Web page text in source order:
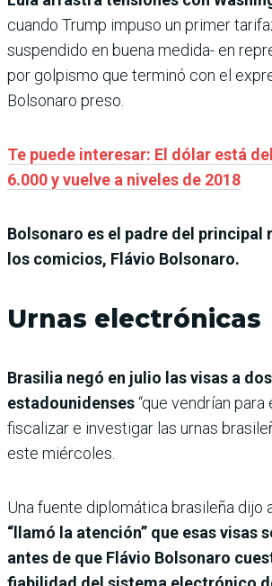
cuando Trump impuso un primer
suspendido en buena medida- en
por golpismo que terminó con el
Bolsonaro preso.
Te puede interesar: El dólar está
6.000 y vuelve a niveles de 2018
Bolsonaro es el padre del principal
los comicios, Flávio Bolsonaro.
Urnas electrónicas
Brasilia negó en julio las visas a
estadounidenses“que vendrían
fiscalizar e investigar las urnas
este miércoles.
Una fuente diplomática brasileña dijo
“llamó la atención” que esas visas
antes de que Flávio Bolsonaro